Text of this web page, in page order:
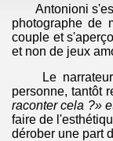
Antonioni s'est
photographe de
couple et
et non de jeux
Le narrateur
personne, tantôt
raconter cela ?»
faire de
dérober une part